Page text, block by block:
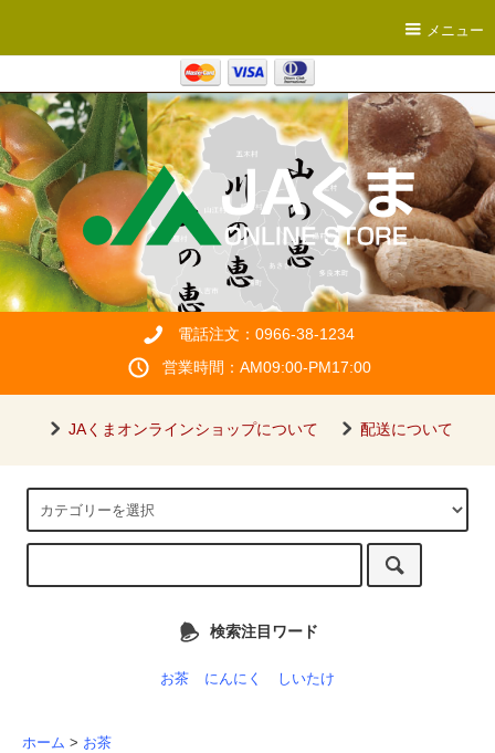
メニュー
電話注文：0966-38-1234
営業時間：AM09:00-PM17:00
JAくまオンラインショップについて 配送について
検索注目ワード
お茶 にんにく しいたけ
ホーム > お茶